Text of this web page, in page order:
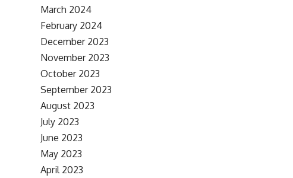
March 2024
February 2024
December 2023
November 2023
October 2023
September 2023
August 2023
July 2023
June 2023
May 2023
April 2023